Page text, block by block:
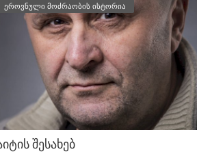
ეროვნული მოძრაობის ისტორია
შესახებ